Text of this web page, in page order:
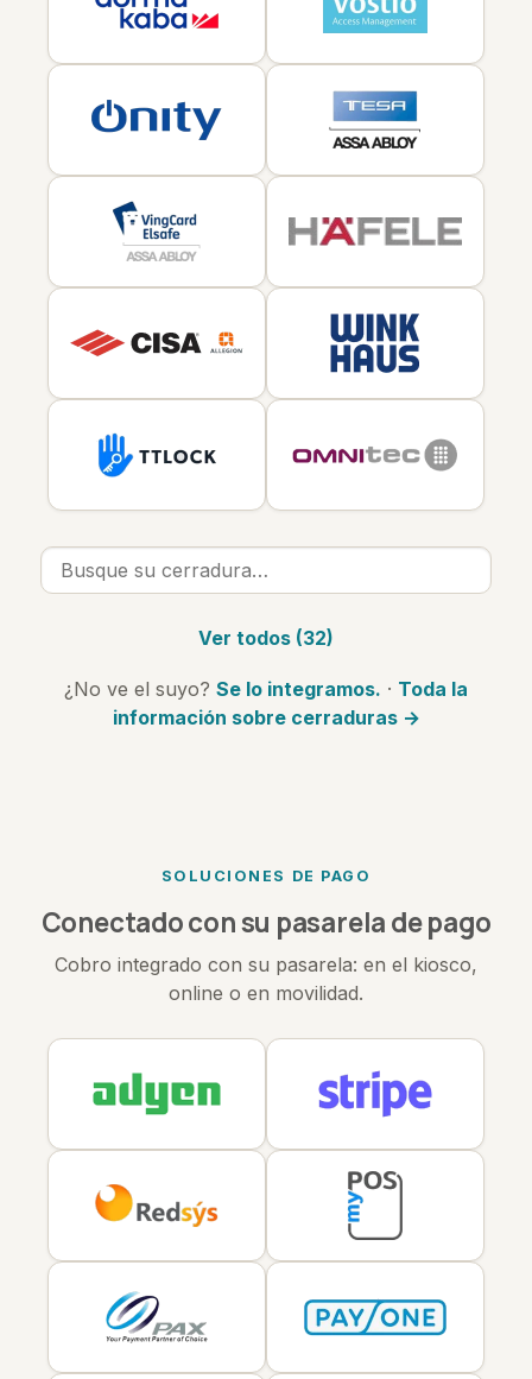
Ver todos (32)
¿No ve el suyo? Se lo integramos. · Toda la
información sobre cerraduras →
SOLUCIONES DE PAGO
Conectado con su pasarela de pago
Cobro integrado con su pasarela: en el kiosco,
online o en movilidad.